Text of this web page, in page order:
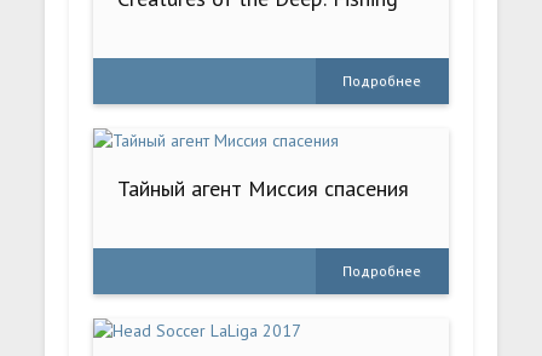
Подробнее
Тайный агент Миссия спасения
Подробнее